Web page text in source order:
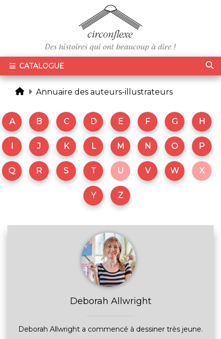
CATALOGUE
Annuaire des auteurs-illustrateurs
A B C D E F G H
I J K L M N O P
Q R S T U V W X
Y Z
Deborah Allwright
Deborah Allwright a commencé à dessiner très jeune.